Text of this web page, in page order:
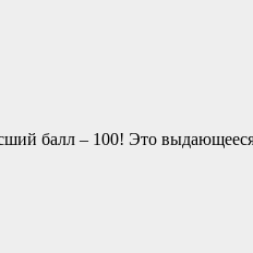
балл – 100! Это